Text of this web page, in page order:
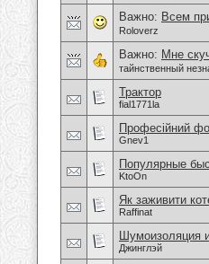
Важно: Всем
Roloverz
Важно: Мне
тайнственный
Трактор
fial1771la
Професійний
Gnev1
Популярные
KtoOn
Як заживити
Raffinat
Шумоизоляция
Джинглэй